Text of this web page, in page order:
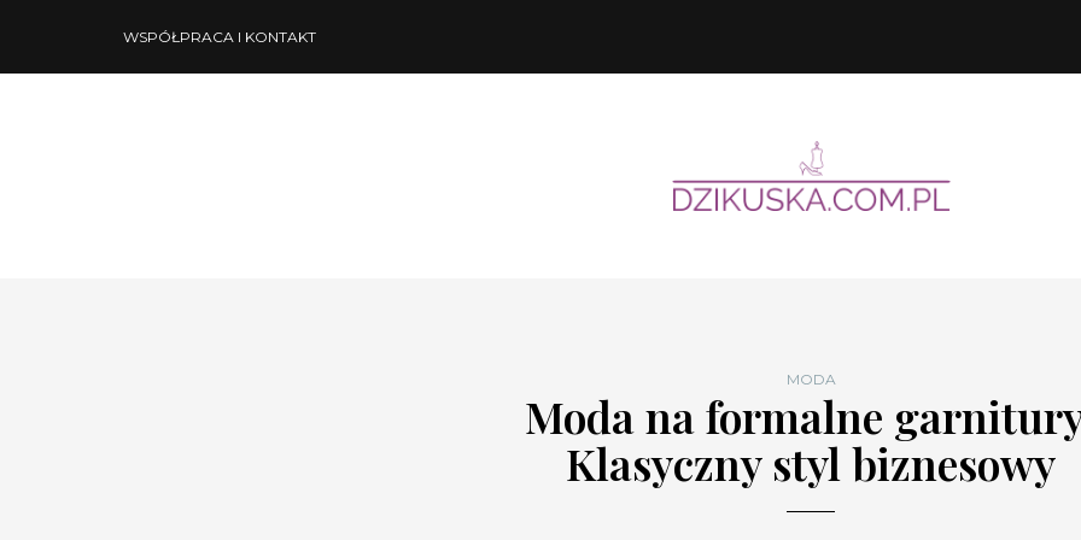
WSPÓŁPRACA I KONTAKT
MODA
Moda na formalne
Klasyczny styl biznesowy